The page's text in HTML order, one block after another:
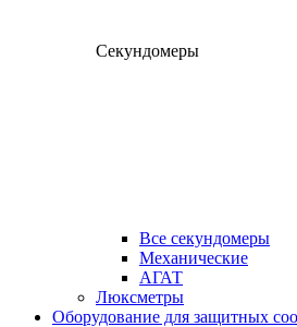
Секундомеры
Все секундомеры
Механические
АГАТ
Люксметры
Оборудование для защитных